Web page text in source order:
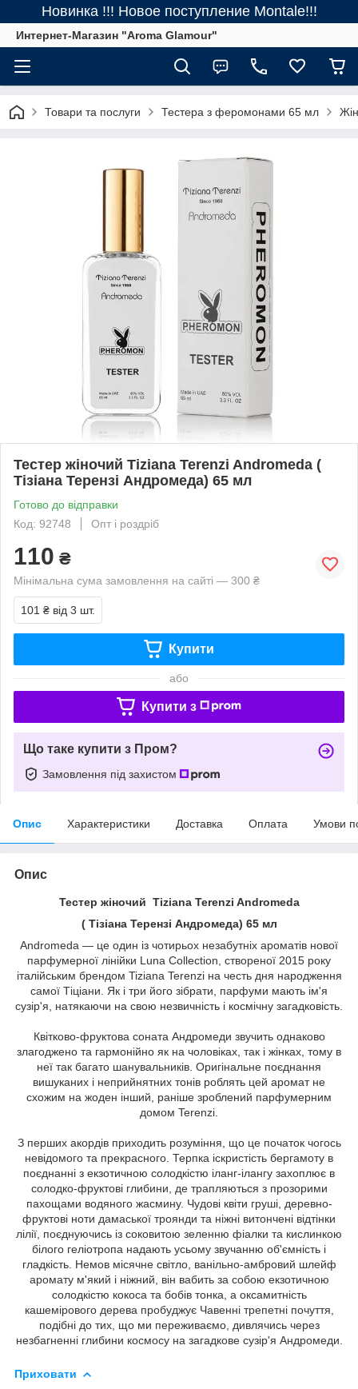
Новинка !!! Новое поступление Montale!!!
Интернет-Магазин "Aroma Glamour"
Товари та послуги Тестера з феромонами 65 мл
Тестер жіночий Tiziana Terenzi Andromeda (
Тізіана Терензі Андромеда) 65 мл
Готово до відправки
Код: 92748
Опт і роздріб
110 ₴
Мінімальна сума замовлення на сайті — 300 ₴
101 ₴ від 3 шт.
Купити
або
Купити з
Що таке купити з Пром?
Замовлення під захистом
Опис Характеристики Доставка Оплата Умови
Опис
Тестер жіночий Tiziana Terenzi Andromeda
( Тізіана Терензі Андромеда) 65 мл
Andromeda — це один із чотирьох незабутніх ароматів нової
парфумерної лінійки Luna Collection, створеної 2015 року
італійським брендом Tiziana Terenzi на честь дня народження
самої Тіціани. Як і три його зібрати, парфуми мають ім'я
сузір'я, натякаючи на свою незвичність і космічну загадковість.
Квітково-фруктова соната Андромеди звучить однаково
злагоджено та гармонійно як на чоловіках, так і жінках, тому в
неї так багато шанувальників. Оригінальне поєднання
вишуканих і неприйнятних тонів роблять цей аромат не
схожим на жоден інший, раніше зроблений парфумерним
домом Terenzi.
З перших акордів приходить розуміння, що це початок чогось
невідомого та прекрасного. Терпка іскристість бергамоту в
поєднанні з екзотичною солодкістю іланг-ілангу захоплює в
солодко-фруктові глибини, де трапляються з прозорими
пахощами водяного жасмину. Чудові квіти груші, деревно-
фруктові ноти дамаської троянди та ніжні витончені відтінки
лілії, поєднуючись із соковитою зеленню фіалки та кислинкою
білого геліотропа надають усьому звучанню об'ємність і
гладкість. Немов місячне світло, ванільно-амбровий шлейф
аромату м'який і ніжний, він вабить за собою екзотичною
солодкістю кокоса та бобів тонка, а оксамитність
кашемірового дерева пробуджує Чавенні трепетні почуття,
подібні до тих, що ми переживаємо, дивлячись через
незбагненні глибини космосу на загадкове сузір'я Андромеди.
Приховати